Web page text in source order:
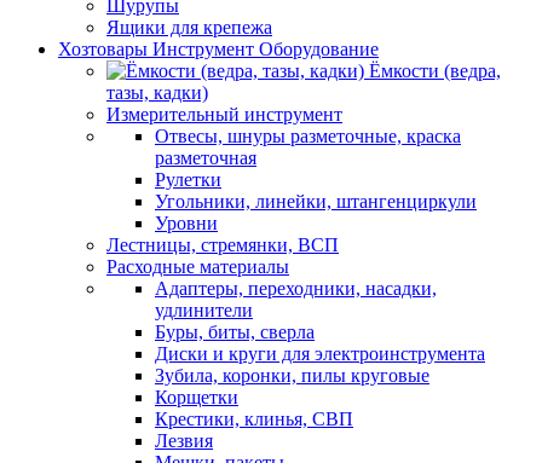
Шурупы
Ящики для крепежа
Хозтовары Инструмент Оборудование
Ёмкости (ведра,
тазы, кадки)
Измерительный инструмент
Отвесы, шнуры разметочные, краска
разметочная
Рулетки
Угольники, линейки, штангенциркули
Уровни
Лестницы, стремянки, ВСП
Расходные материалы
Адаптеры, переходники, насадки,
удлинители
Буры, биты, сверла
Диски и круги для электроинструмента
Зубила, коронки, пилы круговые
Корщетки
Крестики, клинья, СВП
Лезвия